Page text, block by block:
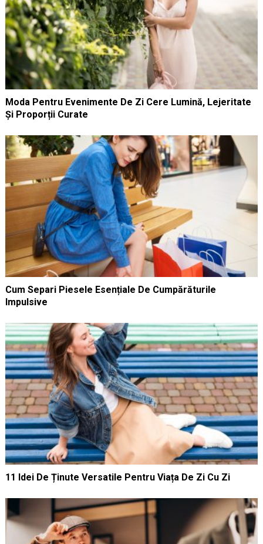
Moda Pentru Evenimente De Zi Cere Lumină, Lejeritate
Și Proporții Curate
Cum Separi Piesele Esențiale De Cumpărăturile
Impulsive
11 Idei De Ținute Versatile Pentru Viața De Zi Cu Zi